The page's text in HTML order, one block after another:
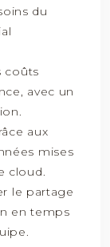
du
coûts
avec un
aux
mises
cloud.
le partage
en temps